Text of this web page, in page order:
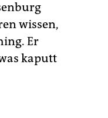
wissen,
Er
kaputt